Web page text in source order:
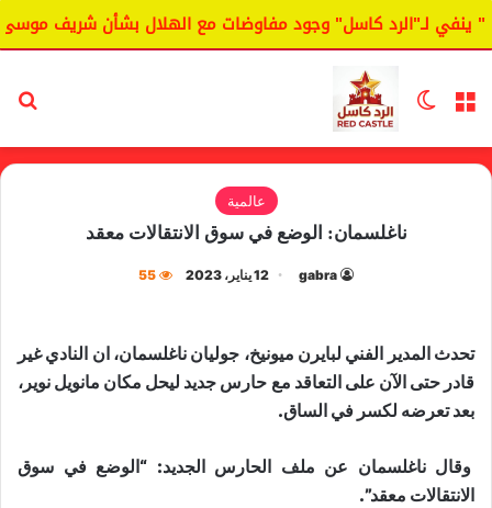
ينفي لـ"الرد كاسل" وجود مفاوضات مع الهلال بشأن شريف موسى.
القائمة الوضع المظلم
عالمية
ناغلسمان: الوضع في سوق الانتقالات معقد
gabra 12 يناير، 2023 55
تحدث المدير الفني ل​بايرن ميونيخ​، جوليان ​ناغلسمان​، ان النادي غير
قادر حتى الآن على التعاقد مع حارس جديد ليحل مكان مانويل ​نوير​،
بعد تعرضه لكسر في الساق.
وقال ناغلسمان عن ملف الحارس الجديد: “الوضع في سوق
الانتقالات معقد”.